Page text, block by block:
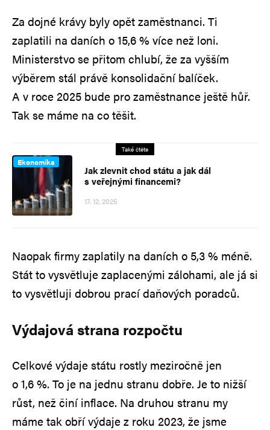
Za dojné krávy byly opět zaměstnanci. Ti
zaplatili na daních o 15,6 % více než loni.
Ministerstvo se přitom chlubí, že za vyšším
výběrem stál právě konsolidační balíček.
A v roce 2025 bude pro zaměstnance ještě hůř.
Tak se máme na co těšit.
Také čtěte
Ekonomika
Jak zlevnit chod státu a jak dál
s veřejnými financemi?
17. 12. 2025
Naopak firmy zaplatily na daních o 5,3 % méně.
Stát to vysvětluje zaplacenými zálohami, ale já si
to vysvětluji dobrou prací daňových poradců.
Výdajová strana rozpočtu
Celkové výdaje státu rostly meziročně jen
o 1,6 %. To je na jednu stranu dobře. Je to nižší
růst, než činí inflace. Na druhou stranu my
máme tak obří výdaje z roku 2023, že jsme